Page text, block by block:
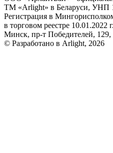
ТМ «Arlight» в Беларуси, УНП
Регистрация в
в торговом реестре 10.01.2022 г.
Минск, пр-т Победителей, 129,
© Разработано в Arlight, 2026